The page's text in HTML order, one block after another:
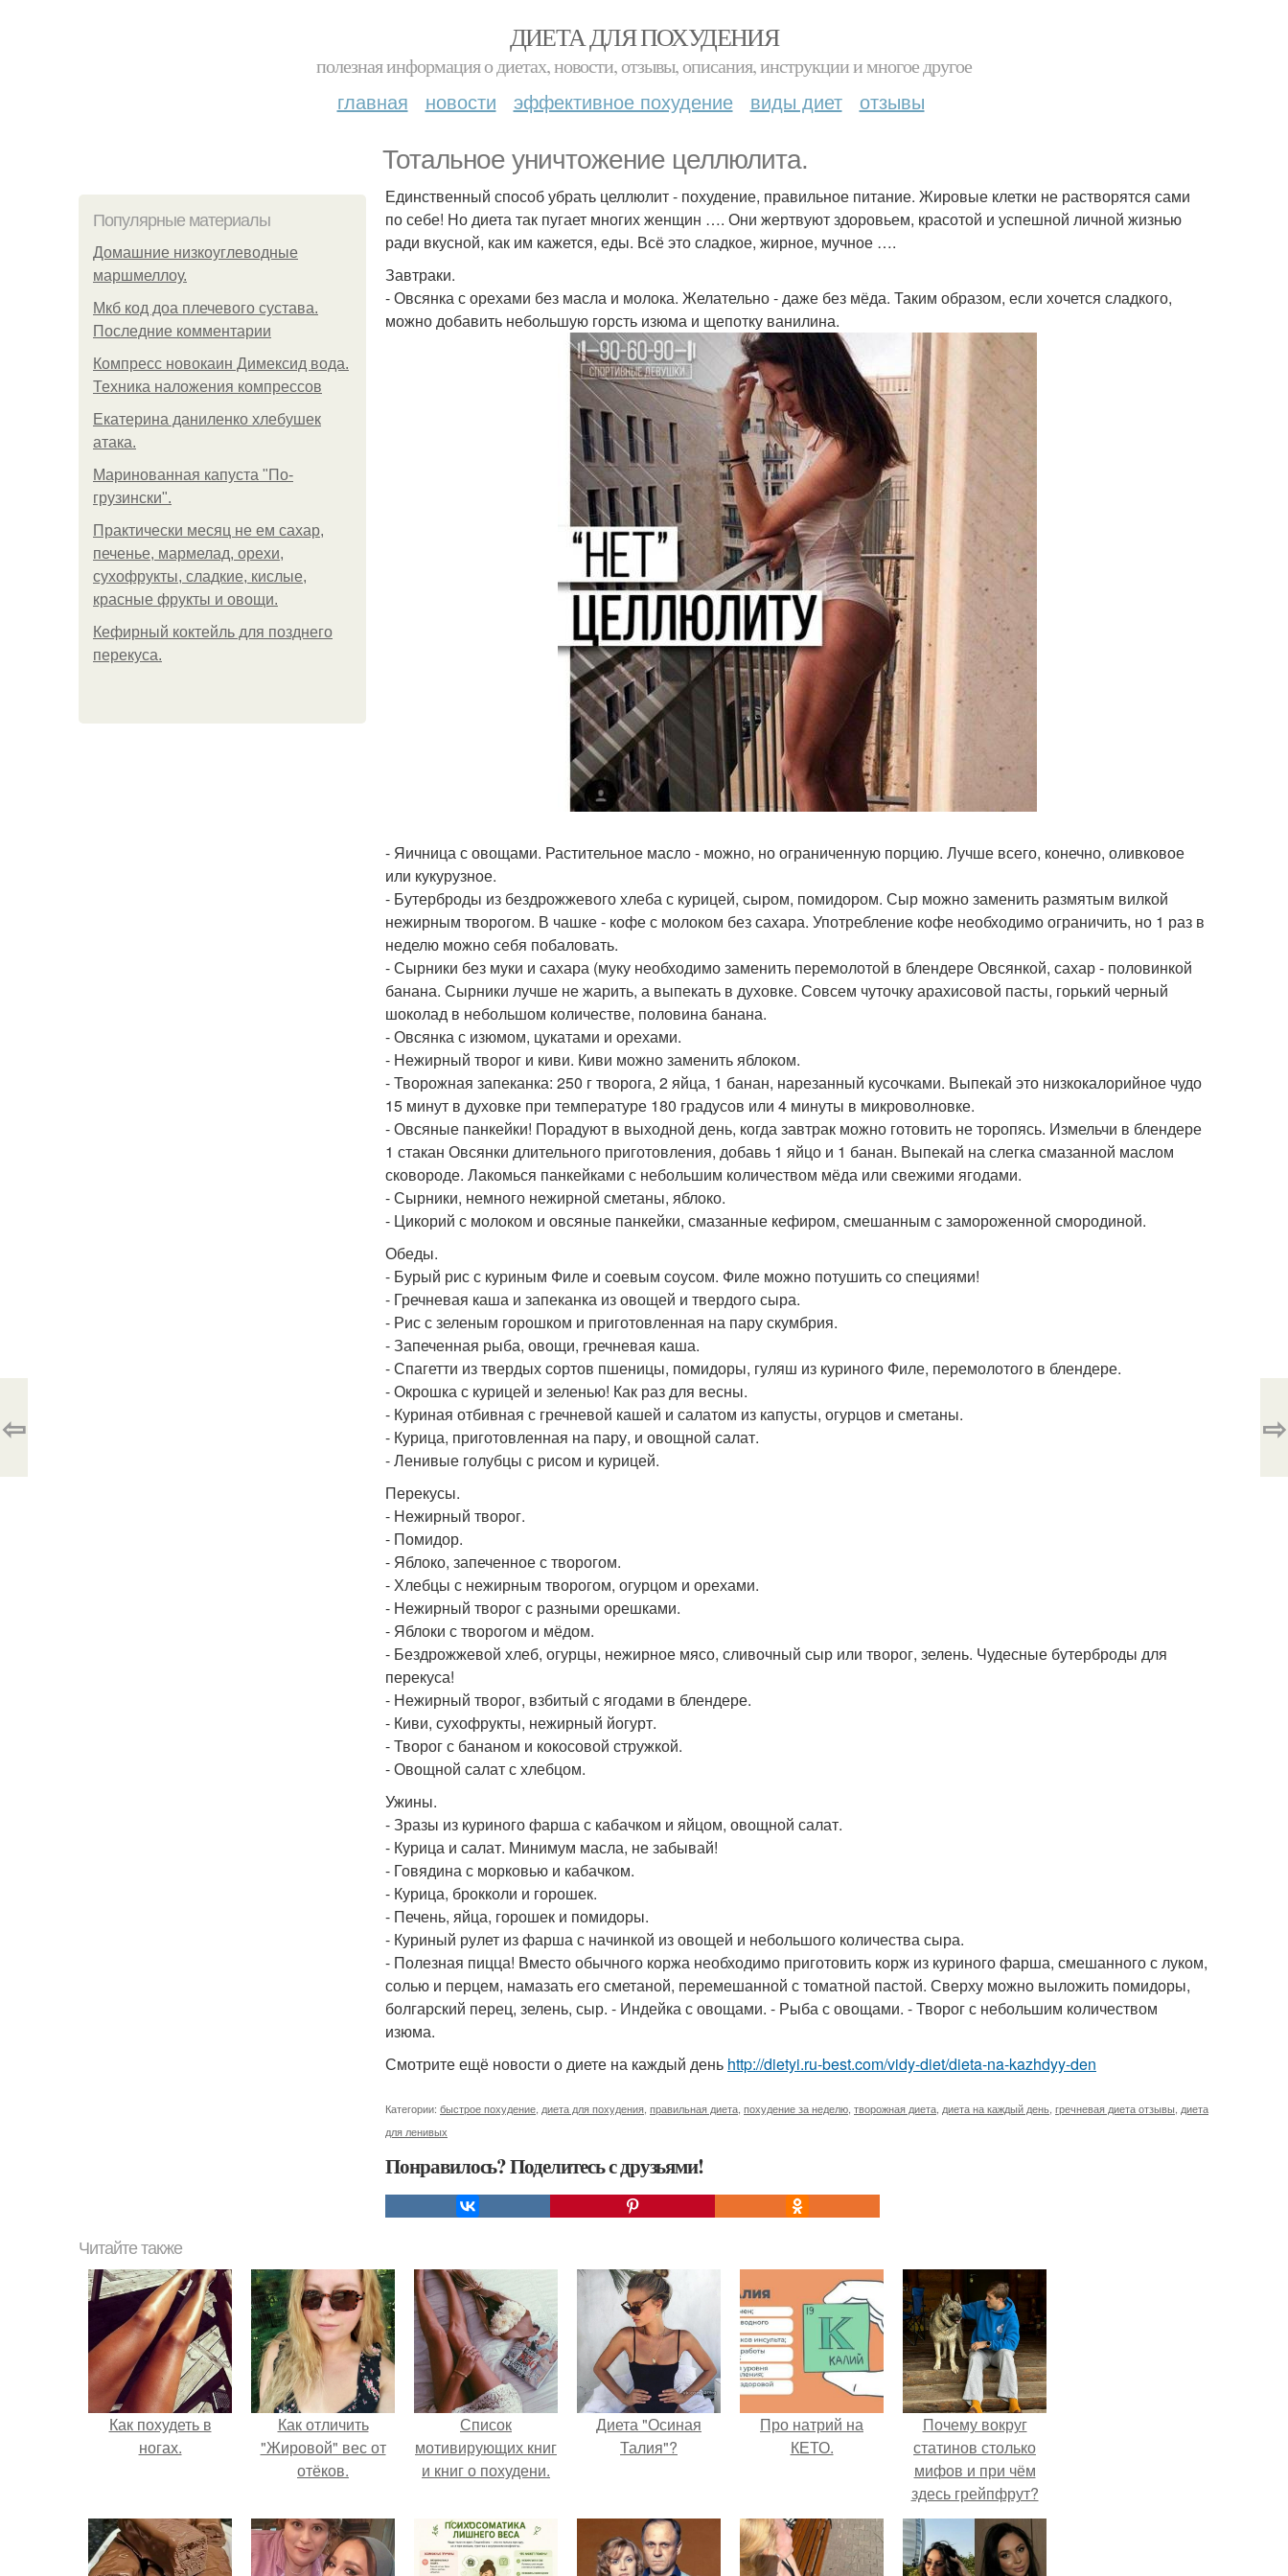
ДИЕТА ДЛЯ ПОХУДЕНИЯ
полезная информация о диетах, новости, отзывы, описания, инструкции и многое другое
главная новости эффективное похудение виды диет отзывы
Тотальное уничтожение целлюлита.
Популярные материалы
Домашние низкоуглеводные
маршмеллоу.
Мкб код доа плечевого сустава.
Последние комментарии
Компресс новокаин Димексид вода.
Техника наложения компрессов
Екатерина даниленко хлебушек
атака.
Маринованная капуста "По-
грузински".
Практически месяц не ем сахар,
печенье, мармелад, орехи,
сухофрукты, сладкие, кислые,
красные фрукты и овощи.
Кефирный коктейль для позднего
перекуса.
Единственный способ убрать целлюлит - похудение, правильное питание. Жировые клетки не растворятся сами
по себе! Но диета так пугает многих женщин …. Они жертвуют здоровьем, красотой и успешной личной жизнью
ради вкусной, как им кажется, еды. Всё это сладкое, жирное, мучное ….
Завтраки.
- Овсянка с орехами без масла и молока. Желательно - даже без мёда. Таким образом, если хочется сладкого,
можно добавить небольшую горсть изюма и щепотку ванилина.
- Яичница с овощами. Растительное масло - можно, но ограниченную порцию. Лучше всего, конечно, оливковое
или кукурузное.
- Бутерброды из бездрожжевого хлеба с курицей, сыром, помидором. Сыр можно заменить размятым вилкой
нежирным творогом. В чашке - кофе с молоком без сахара. Употребление кофе необходимо ограничить, но 1 раз в
неделю можно себя побаловать.
- Сырники без муки и сахара (муку необходимо заменить перемолотой в блендере Овсянкой, сахар - половинкой
банана. Сырники лучше не жарить, а выпекать в духовке. Совсем чуточку арахисовой пасты, горький черный
шоколад в небольшом количестве, половина банана.
- Овсянка с изюмом, цукатами и орехами.
- Нежирный творог и киви. Киви можно заменить яблоком.
- Творожная запеканка: 250 г творога, 2 яйца, 1 банан, нарезанный кусочками. Выпекай это низкокалорийное чудо
15 минут в духовке при температуре 180 градусов или 4 минуты в микроволновке.
- Овсяные панкейки! Порадуют в выходной день, когда завтрак можно готовить не торопясь. Измельчи в блендере
1 стакан Овсянки длительного приготовления, добавь 1 яйцо и 1 банан. Выпекай на слегка смазанной маслом
сковороде. Лакомься панкейками с небольшим количеством мёда или свежими ягодами.
- Сырники, немного нежирной сметаны, яблоко.
- Цикорий с молоком и овсяные панкейки, смазанные кефиром, смешанным с замороженной смородиной.
Обеды.
- Бурый рис с куриным Филе и соевым соусом. Филе можно потушить со специями!
- Гречневая каша и запеканка из овощей и твердого сыра.
- Рис с зеленым горошком и приготовленная на пару скумбрия.
- Запеченная рыба, овощи, гречневая каша.
- Спагетти из твердых сортов пшеницы, помидоры, гуляш из куриного Филе, перемолотого в блендере.
- Окрошка с курицей и зеленью! Как раз для весны.
- Куриная отбивная с гречневой кашей и салатом из капусты, огурцов и сметаны.
- Курица, приготовленная на пару, и овощной салат.
- Ленивые голубцы с рисом и курицей.
Перекусы.
- Нежирный творог.
- Помидор.
- Яблоко, запеченное с творогом.
- Хлебцы с нежирным творогом, огурцом и орехами.
- Нежирный творог с разными орешками.
- Яблоки с творогом и мёдом.
- Бездрожжевой хлеб, огурцы, нежирное мясо, сливочный сыр или творог, зелень. Чудесные бутерброды для
перекуса!
- Нежирный творог, взбитый с ягодами в блендере.
- Киви, сухофрукты, нежирный йогурт.
- Творог с бананом и кокосовой стружкой.
- Овощной салат с хлебцом.
Ужины.
- Зразы из куриного фарша с кабачком и яйцом, овощной салат.
- Курица и салат. Минимум масла, не забывай!
- Говядина с морковью и кабачком.
- Курица, брокколи и горошек.
- Печень, яйца, горошек и помидоры.
- Куриный рулет из фарша с начинкой из овощей и небольшого количества сыра.
- Полезная пицца! Вместо обычного коржа необходимо приготовить корж из куриного фарша, смешанного с луком,
солью и перцем, намазать его сметаной, перемешанной с томатной пастой. Сверху можно выложить помидоры,
болгарский перец, зелень, сыр. - Индейка с овощами. - Рыба с овощами. - Творог с небольшим количеством
изюма.
Смотрите ещё новости о диете на каждый день http://dietyi.ru-best.com/vidy-diet/dieta-na-kazhdyy-den
Категории: быстрое похудение диета для похудения правильная диета похудение за неделю творожная диета диета на каждый день гречневая диета отзывы диета
для ленивых
Понравилось? Поделитесь с друзьями!
⇦ ⇨
Читайте также
Как похудеть в
ногах.
Как отличить
"Жировой" вес от
отёков.
Список
мотивирующих книг
и книг о похудени.
Диета "Осиная
Талия"?
Про натрий на
КЕТО.
Почему вокруг
статинов столько
мифов и при чём
здесь грейпфрут?